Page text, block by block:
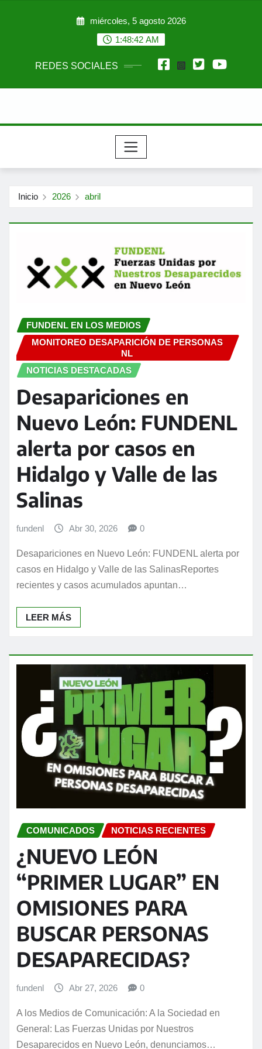
miércoles, 5 agosto 2026
1:48:43 AM
REDES SOCIALES
Inicio 2026 abril
FUNDENL EN LOS MEDIOS
MONITOREO DESAPARICIÓN DE PERSONAS
NL
NOTICIAS DESTACADAS
Desapariciones en
Nuevo León: FUNDENL
alerta por casos en
Hidalgo y Valle de las
Salinas
fundenl Abr 30, 2026 0
Desapariciones en Nuevo León: FUNDENL alerta por
casos en Hidalgo y Valle de las SalinasReportes
recientes y casos acumulados apuntan…
LEER MÁS
COMUNICADOS NOTICIAS RECIENTES
¿NUEVO LEÓN
“PRIMER LUGAR” EN
OMISIONES PARA
BUSCAR PERSONAS
DESAPARECIDAS?
fundenl Abr 27, 2026 0
A los Medios de Comunicación: A la Sociedad en
General: Las Fuerzas Unidas por Nuestros
Desaparecidos en Nuevo León, denunciamos…